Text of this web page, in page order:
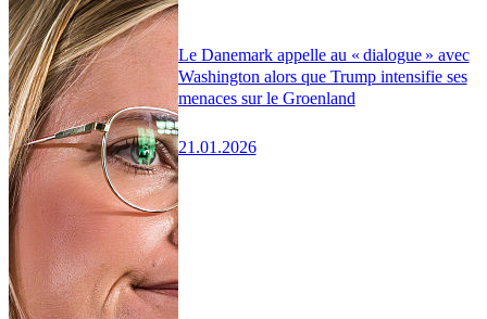
Le Danemark appelle au « dialogue » avec
Washington alors que Trump intensifie ses
menaces sur le Groenland
21.01.2026